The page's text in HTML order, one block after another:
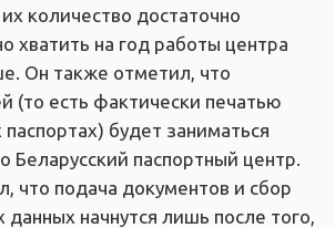
количество достаточно
хватить на год работы центра
Он также отметил, что
(то есть фактически печатью
будет заниматься
Беларусский паспортный центр.
что подача документов и сбор
начнутся лишь после того,